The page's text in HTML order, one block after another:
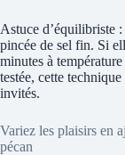
Astuce d’équilibriste
pincée de sel fin. Si
minutes à
testée, cette
invités.
Variez les plaisirs en
pécan